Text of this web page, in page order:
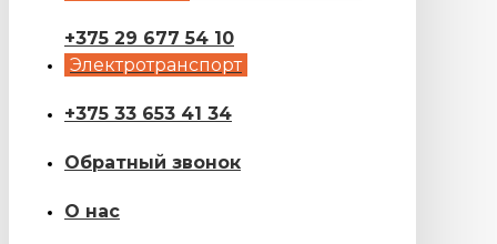
+375 29 677 54 10
Электротранспорт
+375 33 653 41 34
Обратный звонок
О нас